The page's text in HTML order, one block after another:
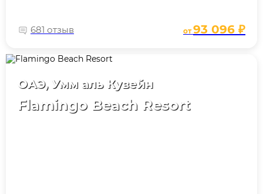
681 отзыв от93 096 ₽
ОАЭ, Умм аль Кувейн
Flamingo Beach Resort